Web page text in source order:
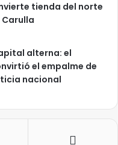
tienda del norte
alterna: el
el empalme de
nacional